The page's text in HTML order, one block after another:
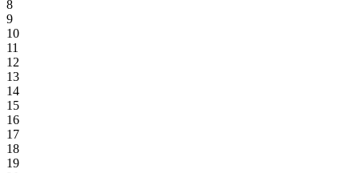
8
9
10
11
12
13
14
15
16
17
18
19